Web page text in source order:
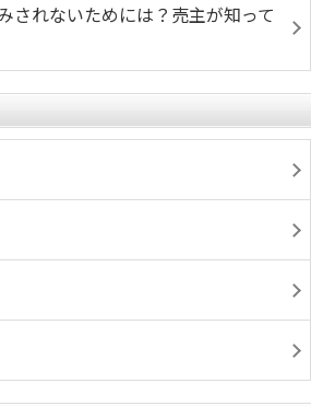
されないためには？売主が知って